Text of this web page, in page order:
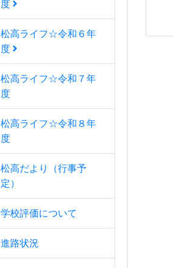
度
松高ライフ☆令和６年
度
松高ライフ☆令和７年
度
松高ライフ☆令和８年
度
松高だより（行事予
定）
学校評価について
進路状況